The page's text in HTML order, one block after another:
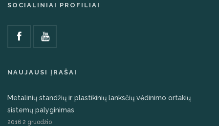
SOCIALINIAI PROFILIAI
NAUJAUSI ĮRAŠAI
Metalinių standžių ir plastikinių lanksčių vėdinimo ortakių
sistemų palyginimas
2016 2 gruodžio